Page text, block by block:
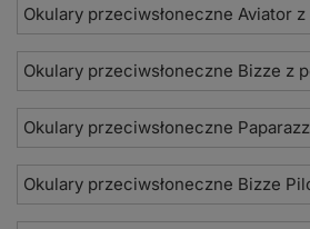
Okulary przeciwsłoneczne Aviator
Okulary przeciwsłoneczne Bizze z
Okulary przeciwsłoneczne
Okulary przeciwsłoneczne Bizze